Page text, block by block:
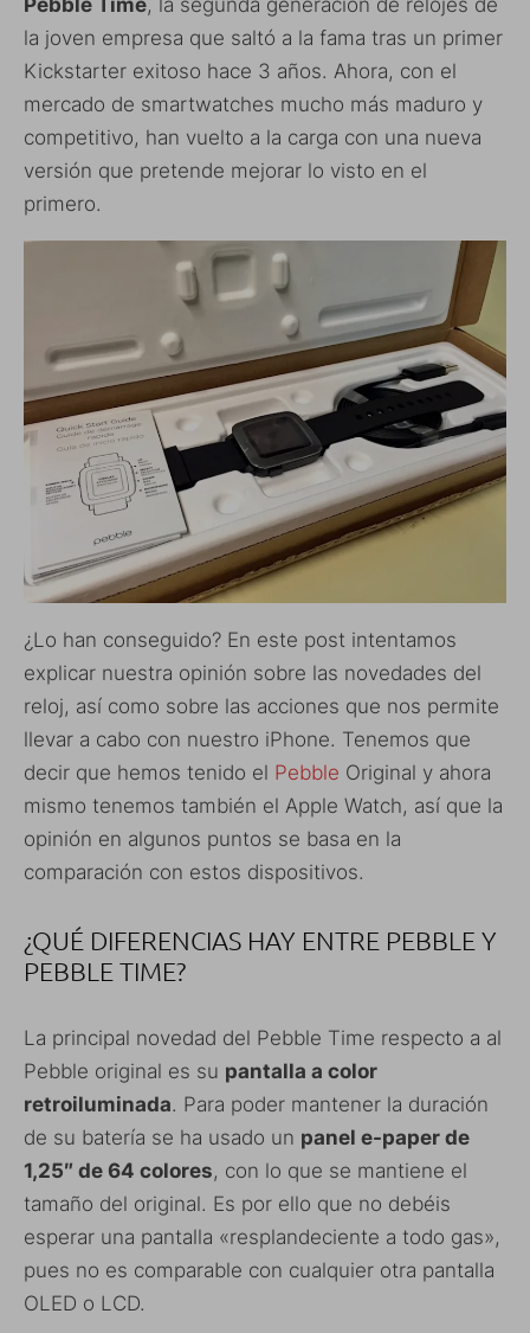
la joven empresa que saltó a la fama tras un primer
Kickstarter exitoso hace 3 años. Ahora, con el
mercado de smartwatches mucho más maduro y
competitivo, han vuelto a la carga con una nueva
versión que pretende mejorar lo visto en el
primero.
¿Lo han conseguido? En este post intentamos
explicar nuestra opinión sobre las novedades del
reloj, así como sobre las acciones que nos permite
llevar a cabo con nuestro iPhone. Tenemos que
decir que hemos tenido el Pebble Original y ahora
mismo tenemos también el Apple Watch, así que la
opinión en algunos puntos se basa en la
comparación con estos dispositivos.
¿QUÉ DIFERENCIAS HAY ENTRE PEBBLE Y
PEBBLE TIME?
La principal novedad del Pebble Time respecto a al
Pebble original es su pantalla a color
retroiluminada. Para poder mantener la duración
de su batería se ha usado un panel e-paper de
1,25″ de 64 colores, con lo que se mantiene el
tamaño del original. Es por ello que no debéis
esperar una pantalla «resplandeciente a todo gas»,
pues no es comparable con cualquier otra pantalla
OLED o LCD.